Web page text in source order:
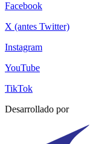
Facebook
X (antes Twitter)
Instagram
YouTube
TikTok
Desarrollado por